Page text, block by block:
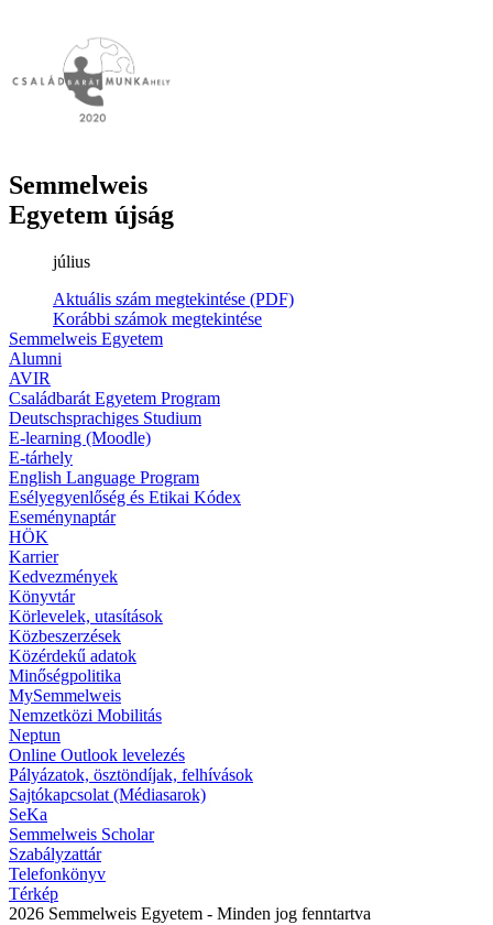
Semmelweis
Egyetem újság
július
Aktuális szám megtekintése (PDF)
Korábbi számok megtekintése
Semmelweis Egyetem
Alumni
AVIR
Családbarát Egyetem Program
Deutschsprachiges Studium
E-learning (Moodle)
E-tárhely
English Language Program
Esélyegyenlőség és Etikai Kódex
Eseménynaptár
HÖK
Karrier
Kedvezmények
Könyvtár
Körlevelek, utasítások
Közbeszerzések
Közérdekű adatok
Minőségpolitika
MySemmelweis
Nemzetközi Mobilitás
Neptun
Online Outlook levelezés
Pályázatok, ösztöndíjak, felhívások
Sajtókapcsolat (Médiasarok)
SeKa
Semmelweis Scholar
Szabályzattár
Telefonkönyv
Térkép
2026 Semmelweis Egyetem - Minden jog fenntartva